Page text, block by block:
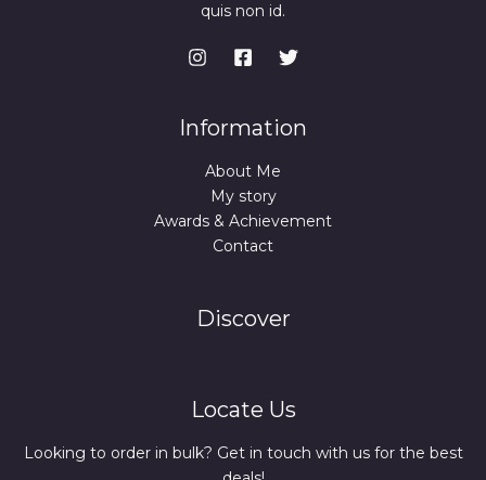
quis non id.
Information
About Me
My story
Awards & Achievement
Contact
Discover
Locate Us
Looking to order in bulk? Get in touch with us for the best